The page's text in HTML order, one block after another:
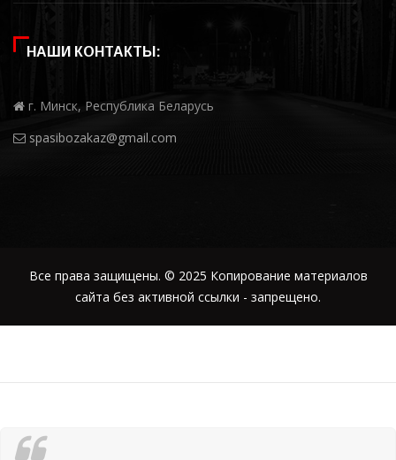
НАШИ КОНТАКТЫ:
г. Минск, Республика Беларусь
spasibozakaz@gmail.com
Все права защищены. © 2025 Копирование материалов
сайта без активной ссылки - запрещено.